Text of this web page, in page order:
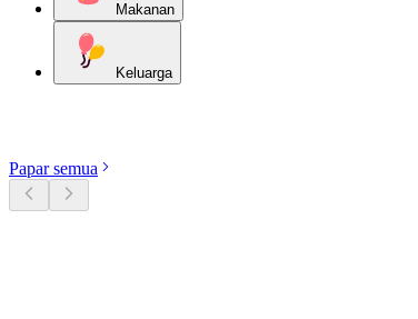
Makanan
Keluarga
Papar semua